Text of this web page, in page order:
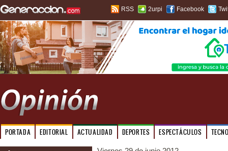
RSS 2urpi Facebook
PORTADA EDITORIAL ACTUALIDAD DEPORTES ESPECTÁCULOS